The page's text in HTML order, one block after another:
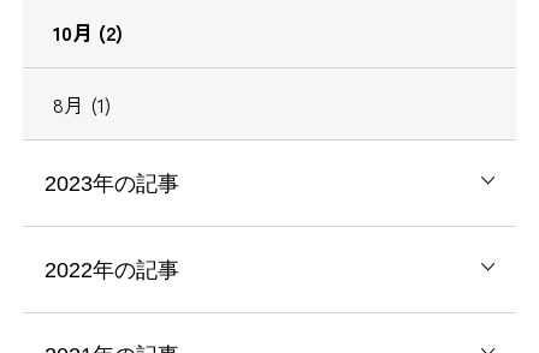
10月 (2)
8月 (1)
2023年の記事
2022年の記事